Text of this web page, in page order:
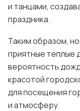
и танцами,
праздника.
Таким образом,
приятные теплые
вероятность
красотой
для посещения
и атмосферу.